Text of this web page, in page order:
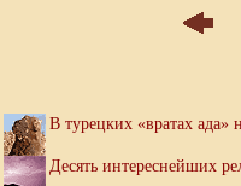
В турецких «вратах ада»
Десять интереснейших